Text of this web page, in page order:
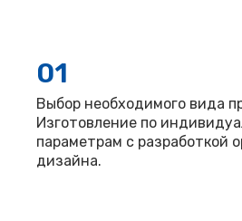
01
Выбор необходимого вида
Изготовление по
параметрам с разработкой
дизайна.